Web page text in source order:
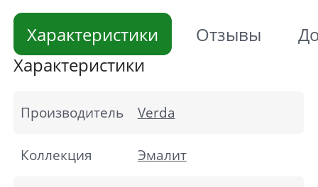
Характеристики Отзывы
Характеристики
Производитель Verda
Коллекция Эмалит